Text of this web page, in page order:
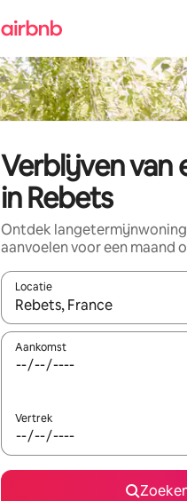
Verblijven van
in Rebets
Ontdek
aanvoelen voor een maand
Locatie
Wanneer er resultaten
Aankomst
Vertrek